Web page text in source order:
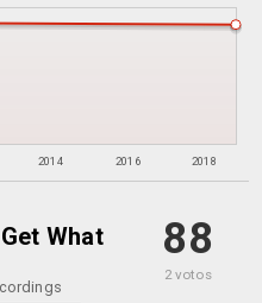
2014 2016 2018
What
88
2 votos